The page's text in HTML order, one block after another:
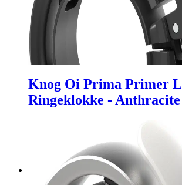
Knog Oi Prima Primer
Ringeklokke - Anthracite